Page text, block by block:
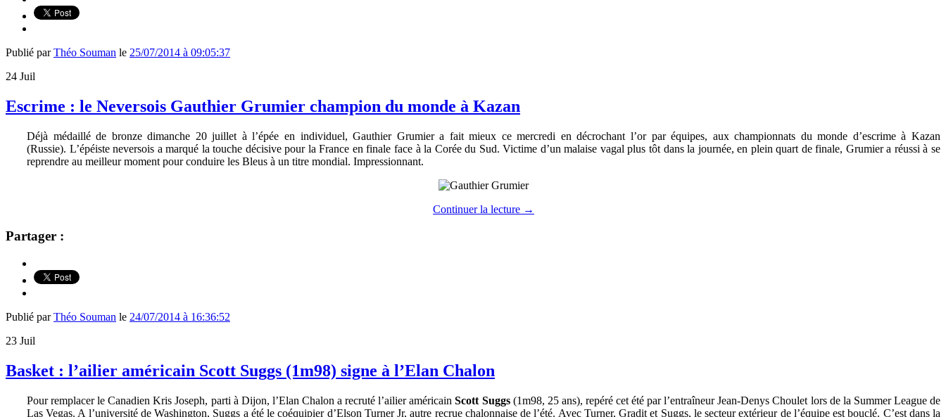
Publié parThéo Souman le 25/07/2014 à 09:05:37
24 Juil
Escrime : le Neversois Gauthier Grumier champion du monde à Kazan
Déjà médaillé de bronze dimanche 20 juillet à l’épée en individuel, Gauthier Grumier a fait mieux ce mercredi en décrochant l’or par équipes, aux championnats du monde d’escrime à Kazan
(Russie). L’épéiste neversois a marqué la touche décisive pour la France en finale face à la Corée du Sud. Victime d’un malaise vagal plus tôt dans la journée, en plein quart de finale, Grumier a réussi à se
reprendre au meilleur moment pour conduire les Bleus à un titre mondial. Impressionnant.
Continuer la lecture →
Partager :
Publié parThéo Souman le 24/07/2014 à 16:36:52
23 Juil
Basket : l’ailier américain Scott Suggs (1m98) signe à l’Elan Chalon
Pour remplacer le Canadien Kris Joseph, parti à Dijon, l’Elan Chalon a recruté l’ailier américainScott Suggs(1m98, 25 ans), repéré cet été par l’entraîneur Jean-Denys Choulet lors de la Summer League de
Las Vegas. A l’université de Washington, Suggs a été le coéquipier d’Elson Turner Jr, autre recrue chalonnaise de l’été. Avec Turner, Gradit et Suggs, le secteur extérieur de l’équipe est bouclé. C’est dans la